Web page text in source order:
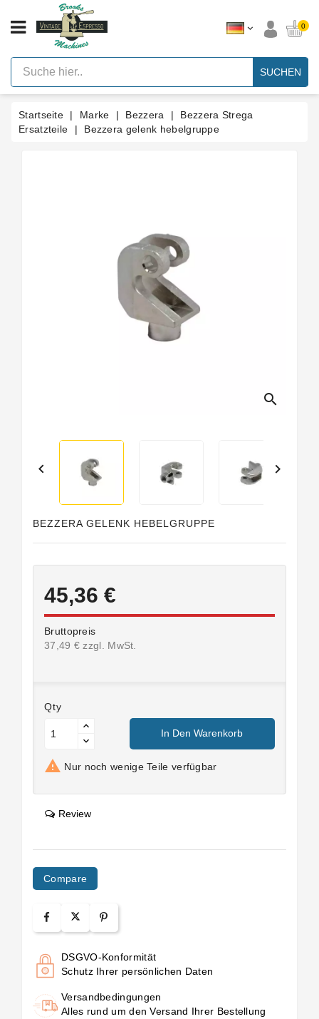
KATEGORIE
Vintage
Hebel
Espresso
Maschinen
Faema
E61
0
SUCHEN
Startseite Marke Bezzera
Bezzera Strega
Ersatzteile
Bezzera gelenk hebelgruppe
search
 
BEZZERA GELENK HEBELGRUPPE
45,36 €
Bruttopreis
37,49 € zzgl. MwSt.
Qty
In Den Warenkorb
 Nur noch wenige Teile verfügbar
Review
Compare
DSGVO-Konformität
Schutz Ihrer persönlichen Daten
Versandbedingungen
Alles rund um den Versand Ihrer Bestellung